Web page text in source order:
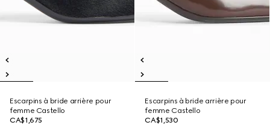
Escarpins à bride arrière pour
femme Castello
CA$1,675
Escarpins à bride arrière pour
femme Castello
CA$1,530